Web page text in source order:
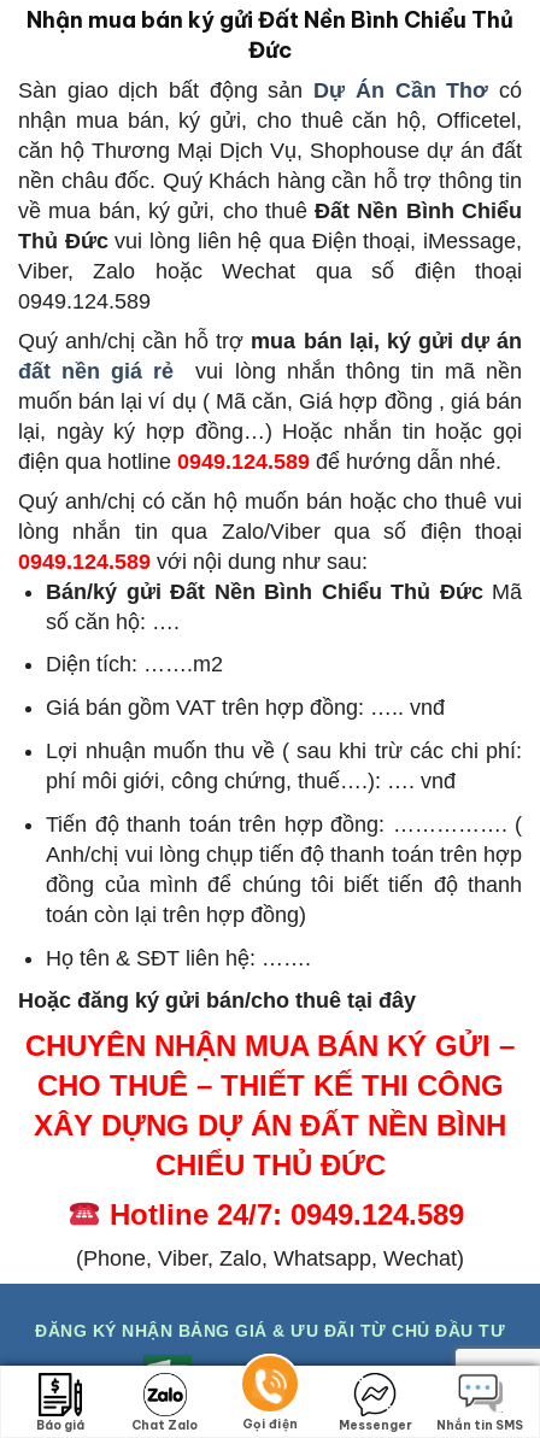
Nhận mua bán ký gửi Đất Nền Bình Chiểu Thủ
Đức
Sàn giao dịch bất động sản Dự Án Cần Thơ có
nhận mua bán, ký gửi, cho thuê căn hộ, Officetel,
căn hộ Thương Mại Dịch Vụ, Shophouse dự án đất
nền châu đốc. Quý Khách hàng cần hỗ trợ thông tin
về mua bán, ký gửi, cho thuêĐất Nền Bình Chiểu
Thủ Đứcvui lòng liên hệ qua Điện thoại, iMessage,
Viber, Zalo hoặc Wechat qua số điện thoại
0949.124.589
Quý anh/chị cần hỗ trợ mua bán lại, ký gửi dự án
đất nền giá rẻ
vui lòng nhắn thông tin mã nền
muốn bán lại ví dụ ( Mã căn, Giá hợp đồng , giá bán
lại, ngày ký hợp đồng…) Hoặc nhắn tin hoặc gọi
điện qua hotline 0949.124.589 để hướng dẫn nhé.
Quý anh/chị có căn hộ muốn bán hoặc cho thuê vui
lòng nhắn tin qua Zalo/Viber qua số điện thoại
0949.124.589 với nội dung như sau:
Bán/ký gửi Đất Nền Bình Chiểu Thủ Đức Mã
số căn hộ: ….
Diện tích: …….m2
Giá bán gồm VAT trên hợp đồng: ….. vnđ
Lợi nhuận muốn thu về ( sau khi trừ các chi phí:
phí môi giới, công chứng, thuế….): …. vnđ
Tiến độ thanh toán trên hợp đồng: ……………. (
Anh/chị vui lòng chụp tiến độ thanh toán trên hợp
đồng của mình để chúng tôi biết tiến độ thanh
toán còn lại trên hợp đồng)
Họ tên & SĐT liên hệ: …….
Hoặc đăng ký gửi bán/cho thuê tại đây
CHUYÊN NHẬN MUA BÁN KÝ GỬI –
CHO THUÊ – THIẾT KẾ THI CÔNG
XÂY DỰNG DỰ ÁN ĐẤT NỀN BÌNH
CHIỂU THỦ ĐỨC
Hotline 24/7: 0949.124.589
(Phone, Viber, Zalo, Whatsapp, Wechat)
ĐĂNG KÝ NHẬN BẢNG GIÁ & ƯU ĐÃI TỪ CHỦ ĐẦU TƯ
Bảng giá mới 06/08/2026
Báo giá Chat Zalo Gọi điện Messenger Nhắn tin SMS
Báo giá Chat Zalo Gọi điện Messenger Nhắn tin SMS